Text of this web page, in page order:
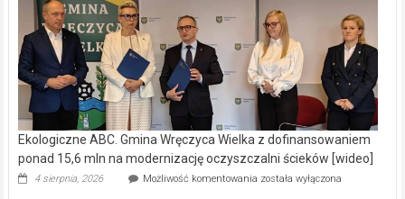
Ekologiczne ABC. Gmina Wręczyca Wielka z dofinansowaniem
ponad 15,6 mln na modernizację oczyszczalni ścieków [wideo]
4 sierpnia, 2026 Możliwość komentowania Ekologiczne
została wyłączona